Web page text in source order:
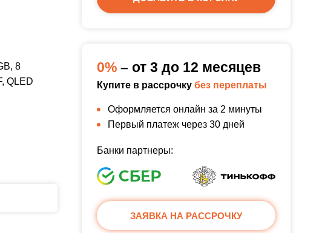
8
QLED
0% – от 3 до 12 месяцев
Купите в рассрочку без переплаты
Оформляется онлайн за 2 минуты
Первый платеж через 30 дней
Банки партнеры:
ЗАЯВКА НА РАССРОЧКУ